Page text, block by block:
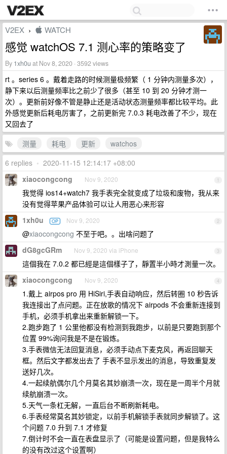
V2EX ›  WATCH
感觉 watchOS 7.1 测心率的策略变了
By 1xh0u at Nov 8, 2020 · 3592 views
rt 。series 6 。戴着走路的时候测量极频繁（ 1 分钟内测量多次），
静下来以后测量频率比之前少了很多（甚至 10 到 20 分钟才测一
次）。更新前好像不管是静止还是活动状态测量频率都比较平均。此
外感觉更新后耗电厉害了，之前更新完 7.0.3 耗电改善了不少，现在
又回去了
测量
耗电 更新
watchos
6 replies • 2020-11-15 12:14:17 +08:00
1
xiaocongcong Nov 9, 2020
我觉得 ios14+watch7 我手表完全就变成了垃圾和废物，我从来
没有觉得苹果产品体验可以让人用恶心来形容
2
1xh0u OP Nov 9, 2020
@xiaocongcong 不至于吧。。出啥问题了
3
dG8gcGRm Nov 9, 2020 via iPhone
這個我在 7.0.2 都已經是這個樣子了，靜置半小時才測量一次。
4
xiaocongcong Nov 9, 2020
1.戴上 airpos pro 用 HiSiri,手表自动响应，然后转圈 10 秒告诉
我连接出了点问题。正在放歌的情况下 airpods 不会重新连接到
手机，必须手机拿出来重新解锁一下。
2.跑步跑了 1 公里他都没有检测到我跑步，以前是只要跑到那个
位置 99%询问我是不是在锻炼。
3.手表微信无法回复消息，必须手动点下麦克风，再返回聊天
框。然后文字都发出去了 手表不显示发出的消息，导致重复发
送好几次。
4.一起续航偶尔几个月莫名其妙崩溃一次，现在是一周半个月就
续航崩溃一次。
5.天气一条杠无解，一直后台不断刷新耗电。
6.手表经常莫名其妙锁定，以前手机解锁手表就同步解锁了。这
个问题 7.0 升到 7.1 才修复
7.倒计时不会一直在表盘显示了（可能是设置问题，但是我特么
的没有改过这个设置啊）